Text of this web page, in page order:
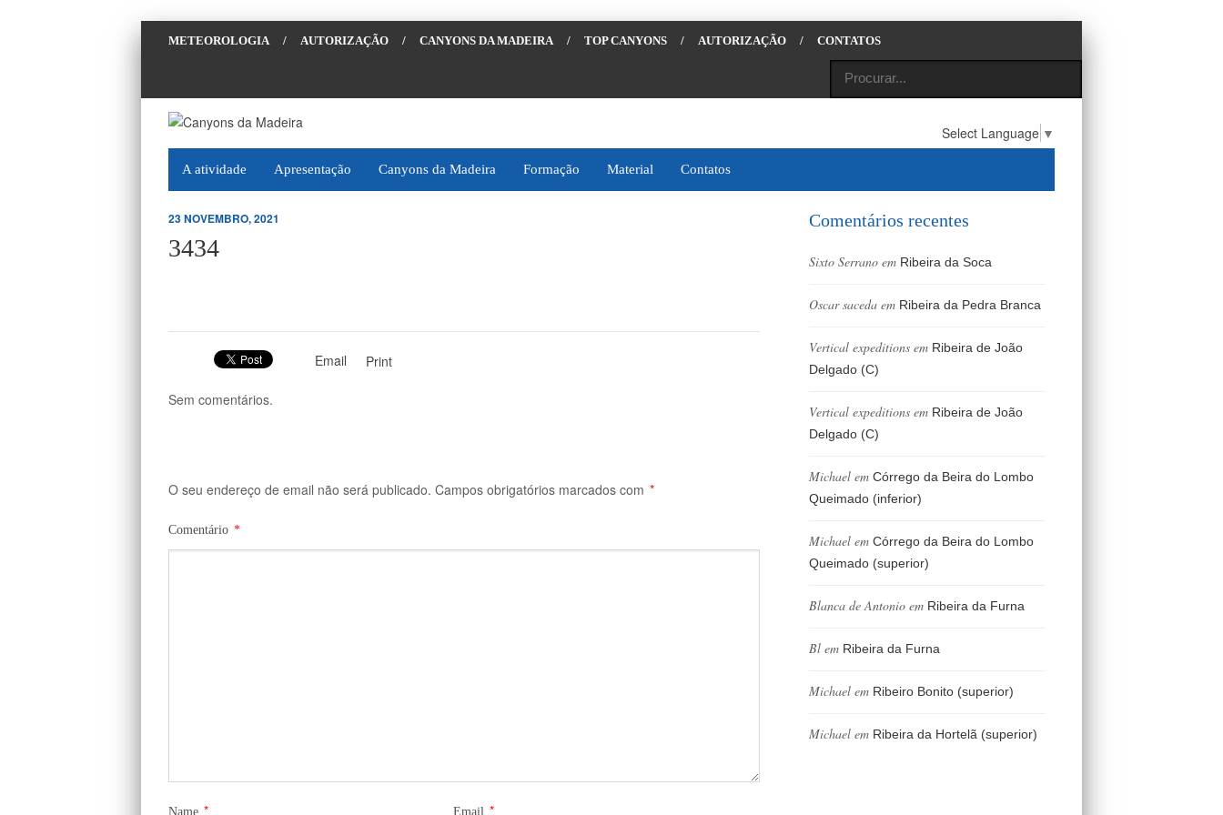
METEOROLOGIA / AUTORIZAÇÃO / CANYONS DA MADEIRA / TOP CANYONS / AUTORIZAÇÃO / CONTATOS
Select Language ▼
A atividade Apresentação Canyons da Madeira Formação Material Contatos
23 NOVEMBRO, 2021
3434
Email Print
Sem comentários.
O seu endereço de email não será publicado. Campos obrigatórios marcados com *
Comentário *
Name * Email *
Comentários recentes
Sixto Serrano em Ribeira da Soca
Oscar saceda em Ribeira da Pedra Branca
Vertical expeditions em Ribeira de João
Delgado (C)
Vertical expeditions em Ribeira de João
Delgado (C)
Michael em Córrego da Beira do Lombo
Queimado (inferior)
Michael em Córrego da Beira do Lombo
Queimado (superior)
Blanca de Antonio em Ribeira da Furna
Bl em Ribeira da Furna
Michael em Ribeiro Bonito (superior)
Michael em Ribeira da Hortelã (superior)